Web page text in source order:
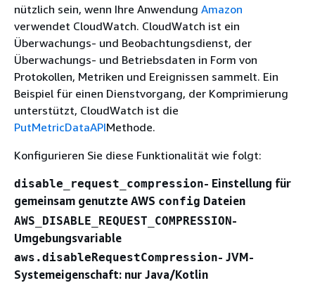
nützlich sein, wenn Ihre Anwendung Amazon
verwendet CloudWatch. CloudWatch ist ein
Überwachungs- und Beobachtungsdienst, der
Überwachungs- und Betriebsdaten in Form von
Protokollen, Metriken und Ereignissen sammelt. Ein
Beispiel für einen Dienstvorgang, der Komprimierung
unterstützt, CloudWatch ist die
PutMetricDataAPIMethode.
Konfigurieren Sie diese Funktionalität wie folgt:
disable_request_compression- Einstellung für
gemeinsam genutzte AWS config Dateien
AWS_DISABLE_REQUEST_COMPRESSION-
Umgebungsvariable
aws.disableRequestCompression- JVM-
Systemeigenschaft: nur Java/Kotlin